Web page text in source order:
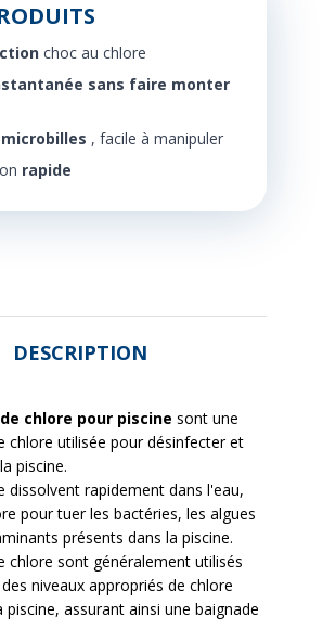
choc au chlore
sans faire monter
microbilles , facile à manipuler
rapide
DESCRIPTION
chlore pour piscine sont une
chlore utilisée pour désinfecter et
piscine.
dissolvent rapidement dans l'eau,
pour tuer les bactéries, les algues
présents dans la piscine.
chlore sont généralement utilisés
niveaux appropriés de chlore
piscine, assurant ainsi une baignade